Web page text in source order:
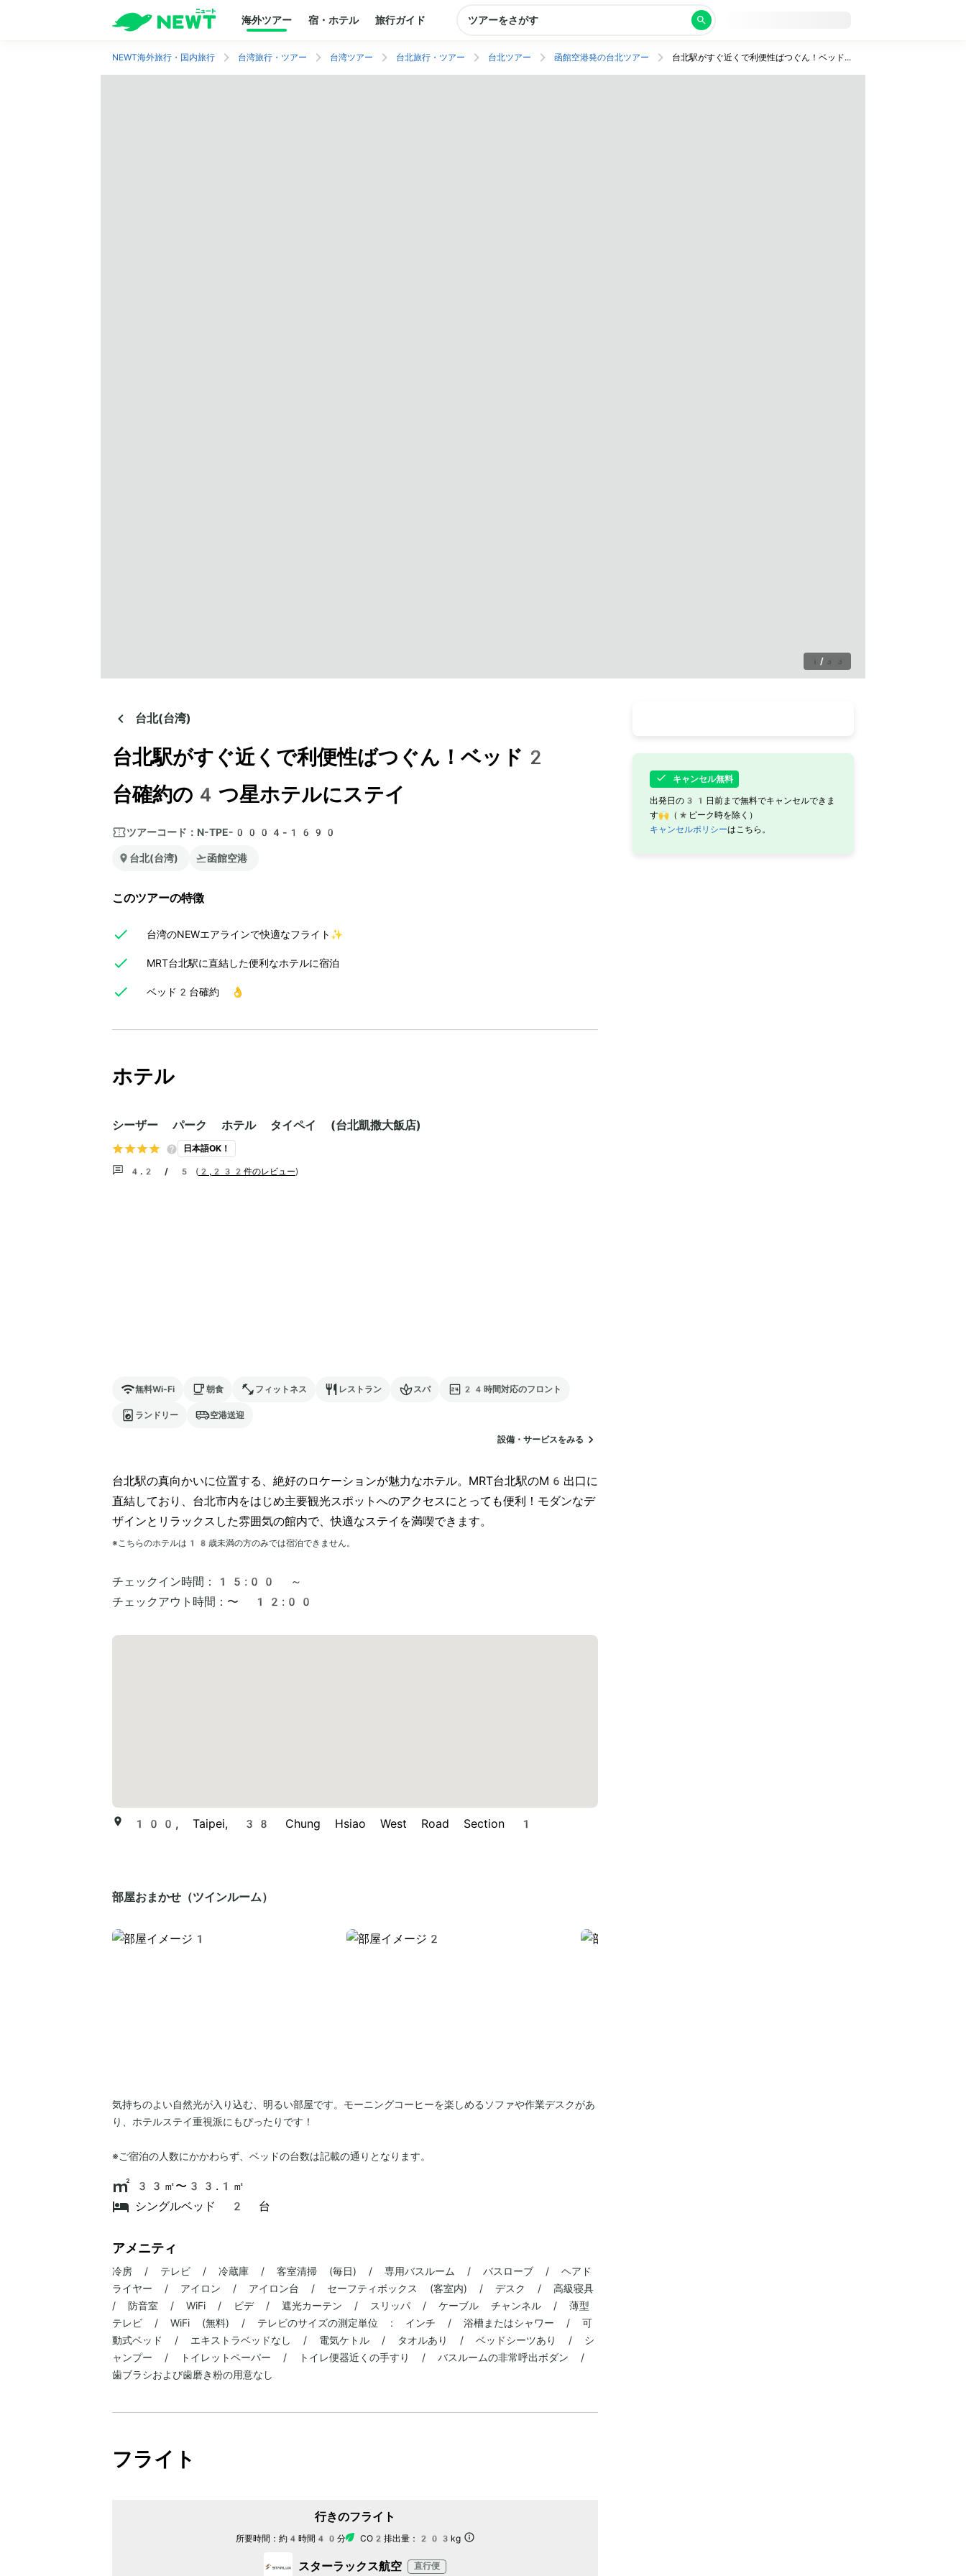
海外ツアー 宿・ホテル 旅行ガイド ツアーをさがす
NEWT海外旅行・国内旅行 台湾旅行・ツアー 台湾ツアー 台北旅行・ツアー 台北ツアー 函館空港発の台北ツアー 台北駅がすぐ近くで利便性ばつぐん！ベッド2台確約の4つ星ホテルにステイ
1 / 33
台北(台湾)
台北駅がすぐ近くで利便性ばつぐん！ベッド2
台確約の4つ星ホテルにステイ
ツアーコード： N-TPE-0004-1690
台北(台湾) 函館空港
このツアーの特徴
台湾のNEWエアラインで快適なフライト✨
MRT台北駅に直結した便利なホテルに宿泊
ベッド2台確約 👌
ホテル
シーザー パーク ホテル タイペイ (台北凱撒大飯店)
日本語OK！
4.2 / 5 ( 2,232件のレビュー)
無料Wi-Fi 朝食 フィットネス レストラン スパ 24時間対応のフロント
ランドリー 空港送迎
設備・サービスをみる
台北駅の真向かいに位置する、絶好のロケーションが魅力なホテル。MRT台北駅のM6出口​​に
直結しており、台北市内をはじめ主要観光スポットへのアクセスにとっても便利！モダンなデ
ザインとリラックスした雰囲気の館内で、快適なステイを満喫できます。
※こちらのホテルは 18 歳未満の方のみでは宿泊できません。
チェックイン時間：
15:00 ～
チェックアウト時間： 〜 12:00
100, Taipei, 38 Chung Hsiao West Road Section 1
部屋おまかせ（ツインルーム）
気持ちのよい自然光が入り込む、明るい部屋です。モーニングコーヒーを楽しめるソファや作業デスクがあ
り、ホテルステイ重視派にもぴったりです！
※ご宿泊の人数にかかわらず、ベッドの台数は記載の通りとなります。
33㎡〜33.1㎡
シングルベッド 2 台
アメニティ
冷房 / テレビ / 冷蔵庫 / 客室清掃 (毎日) / 専用バスルーム / バスローブ / ヘアド
ライヤー / アイロン / アイロン台 / セーフティボックス (客室内) / デスク / 高級寝具
/ 防音室 / WiFi / ビデ / 遮光カーテン / スリッパ / ケーブル チャンネル / 薄型
テレビ / WiFi (無料) / テレビのサイズの測定単位 : インチ / 浴槽またはシャワー / 可
動式ベッド / エキストラベッドなし / 電気ケトル / タオルあり / ベッドシーツあり / シ
ャンプー / トイレットペーパー / トイレ便器近くの手すり / バスルームの非常呼出ボダン /
歯ブラシおよび歯磨き粉の用意なし
フライト
行きのフライト
所要時間： 約4時間40分 CO2排出量： 203kg
スターラックス航空 直行便
キャンセル無料
出発日の31日前まで無料でキャンセルできま
す🙌（*ピーク時を除く）
キャンセルポリシーはこちら。